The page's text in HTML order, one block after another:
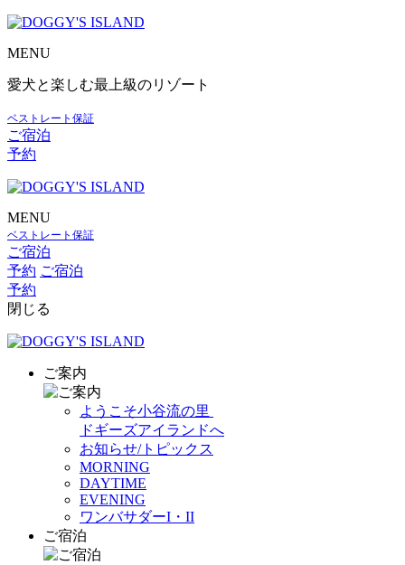
MENU
愛犬と楽しむ最上級のリゾート
ベストレート保証
ご宿泊
予約
MENU
ベストレート保証
ご宿泊
予約 ご宿泊
予約
閉じる
ご案内
ようこそ小谷流の里
ドギーズアイランドへ
お知らせ/トピックス
MORNING
DAYTIME
EVENING
ワンバサダーI・II
ご宿泊